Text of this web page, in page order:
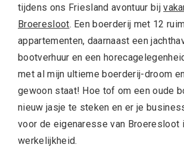
tijdens ons Friesland avontuur bij
Broeresloot. Een boerderij met 12
appartementen, daarnaast een
bootverhuur en een
met al mijn ultieme boerderij-droom
gewoon staat! Hoe tof om een oude
nieuw jasje te steken en er je
voor de eigenaresse van Broeresloot
werkelijkheid.